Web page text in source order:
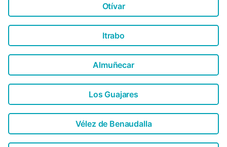
Otívar
Itrabo
Almuñecar
Los Guajares
Vélez de Benaudalla